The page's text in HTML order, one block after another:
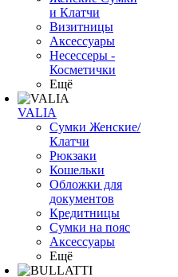
и Клатчи
Визитницы
Аксессуары
Несессеры -
Косметички
Ещё
VALIA
Сумки Женские/
Клатчи
Рюкзаки
Кошельки
Обложки для
документов
Кредитницы
Сумки на пояс
Аксессуары
Ещё